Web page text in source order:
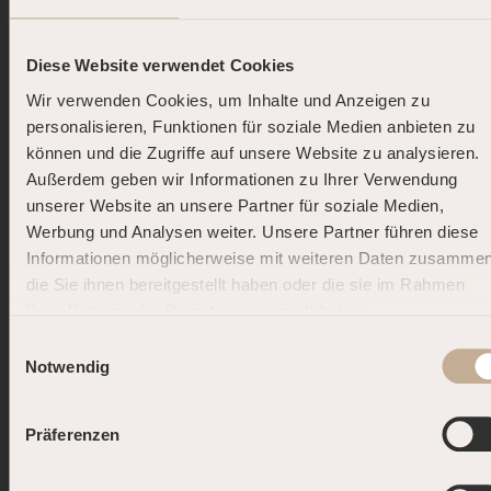
Diese Website verwendet Cookies
Wir verwenden Cookies, um Inhalte und Anzeigen zu
personalisieren, Funktionen für soziale Medien anbieten zu
können und die Zugriffe auf unsere Website zu analysieren.
Außerdem geben wir Informationen zu Ihrer Verwendung
unserer Website an unsere Partner für soziale Medien,
Werbung und Analysen weiter. Unsere Partner führen diese
Informationen möglicherweise mit weiteren Daten
die Sie ihnen bereitgestellt haben oder die sie im Rahmen
Notwendig
Präferenzen
Treppe bist Du schnell in unserem Day Spa
Wo kann ich bei MyWellness in
Dresden parken?
Was brauche ich bei MyWellness in
Dresden?
Kann ich bei MyWellness in Dresden
bargeldlos bezahlen?
Gibt es bei MyWellness in Dresden
Buche jetzt und starte Deine persönliche
Summer Road – mit bis zu 25 % Rabatt!* Je
öfter Du kommst, desto mehr sparst Du. Dein